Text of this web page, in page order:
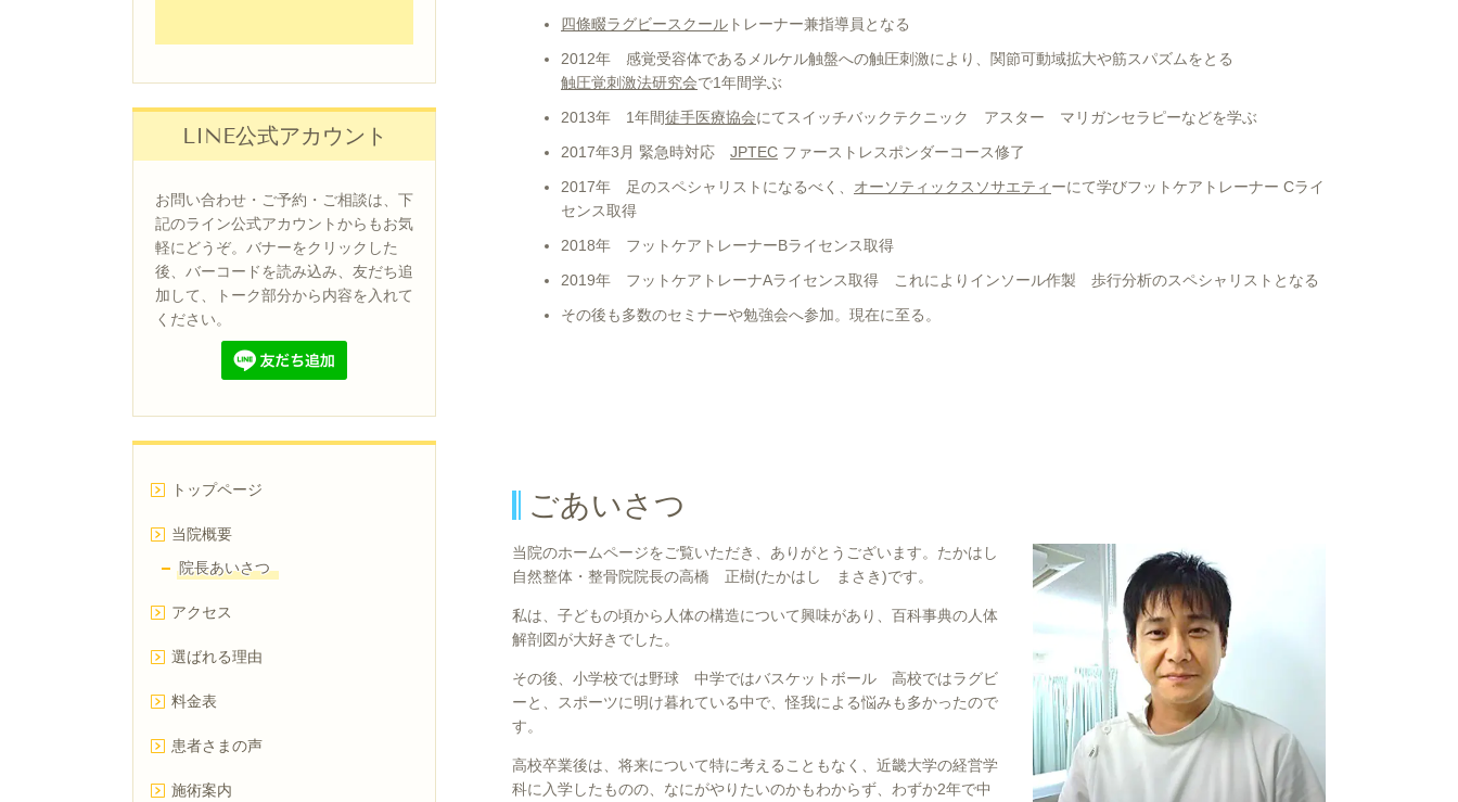
四條畷ラグビースクール トレーナー兼指導員となる
2012年 感覚受容体であるメルケル触盤への触圧刺激により、関節可動域拡大や筋スパズムをとる
触圧覚刺激法研究会で1年間学ぶ
2013年 1年間徒手医療協会にてスイッチバックテクニック アスター マリガンセラピーなどを学ぶ
2017年3月 緊急時対応 JPTEC ファーストレスポンダーコース修了
2017年 足のスペシャリストになるべく、 オーソティックスソサエティ ーにて学びフットケアトレーナー Cライ
センス取得
2018年 フットケアトレーナーBライセンス取得
2019年 フットケアトレーナAライセンス取得 これによりインソール作製 歩行分析のスペシャリストとなる
その後も多数のセミナーや勉強会へ参加。現在に至る。
ごあいさつ
当院のホームページをご覧いただき、ありがとうございます。たかはし
自然整体・整骨院院長の高橋 正樹(たかはし まさき)です。
私は、子どもの頃から人体の構造について興味があり、百科事典の人体
解剖図が大好きでした。
その後、小学校では野球 中学ではバスケットボール 高校ではラグビ
ーと、スポーツに明け暮れている中で、怪我による悩みも多かったので
す。
高校卒業後は、将来について特に考えることもなく、近畿大学の経営学
科に入学したものの、なにがやりたいのかもわからず、わずか2年で中
LINE公式アカウント
お問い合わせ・ご予約・ご相談は、下
記のライン公式アカウントからもお気
軽にどうぞ。バナーをクリックした
後、バーコードを読み込み、友だち追
加して、トーク部分から内容を入れて
ください。
トップページ
当院概要
院長あいさつ
アクセス
選ばれる理由
料金表
患者さまの声
施術案内